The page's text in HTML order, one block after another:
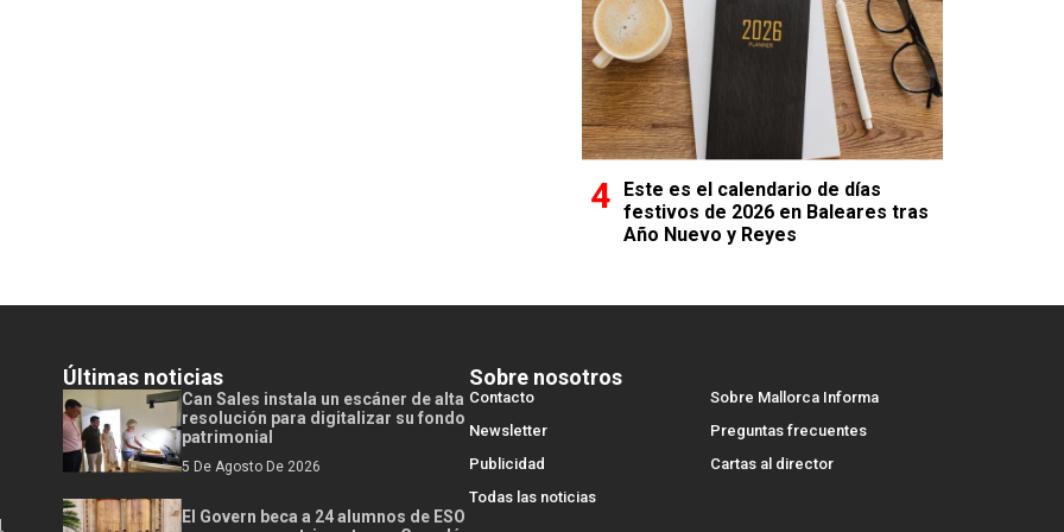
Este es el calendario de días
festivos de 2026 en Baleares tras
Año Nuevo y Reyes
Últimas noticias
Can Sales instala un escáner de alta
resolución para digitalizar su fondo
patrimonial
5 De Agosto De 2026
El Govern beca a 24 alumnos de ESO
Sobre nosotros
Contacto
Sobre Mallorca Informa
Newsletter
Preguntas frecuentes
Publicidad
Cartas al director
Todas las noticias